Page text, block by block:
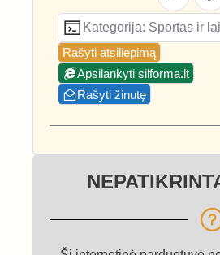
Kategorija: Sportas ir
Rašyti atsiliepimą
Apsilankyti silforma.lt
Rašyti žinutę